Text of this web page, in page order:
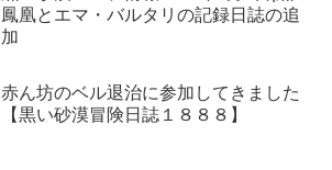
鳳凰とエマ・バルタリの記録日誌の追
加
赤ん坊のベル退治に参加してきました
【黒い砂漠冒険日誌１８８８】